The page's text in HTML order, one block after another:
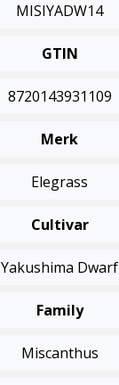
MISIYADW14
GTIN
8720143931109
Merk
Elegrass
Cultivar
Yakushima Dwarf
Family
Miscanthus